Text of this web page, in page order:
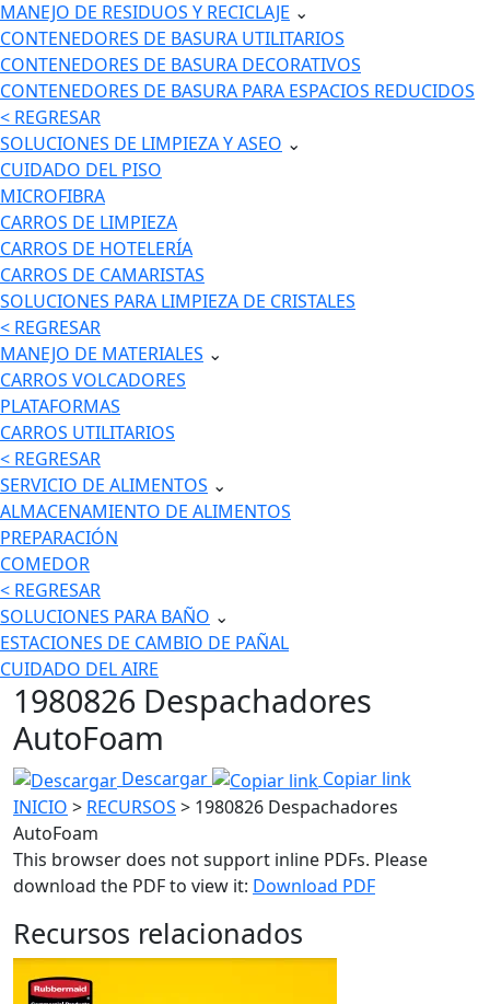
MANEJO DE RESIDUOS Y RECICLAJE ⌄
CONTENEDORES DE BASURA UTILITARIOS
CONTENEDORES DE BASURA DECORATIVOS
CONTENEDORES DE BASURA PARA ESPACIOS REDUCIDOS
< REGRESAR
SOLUCIONES DE LIMPIEZA Y ASEO ⌄
CUIDADO DEL PISO
MICROFIBRA
CARROS DE LIMPIEZA
CARROS DE HOTELERÍA
CARROS DE CAMARISTAS
SOLUCIONES PARA LIMPIEZA DE CRISTALES
< REGRESAR
MANEJO DE MATERIALES ⌄
CARROS VOLCADORES
PLATAFORMAS
CARROS UTILITARIOS
< REGRESAR
SERVICIO DE ALIMENTOS ⌄
ALMACENAMIENTO DE ALIMENTOS
PREPARACIÓN
COMEDOR
< REGRESAR
SOLUCIONES PARA BAÑO ⌄
ESTACIONES DE CAMBIO DE PAÑAL
CUIDADO DEL AIRE
1980826 Despachadores
AutoFoam
Descargar
Copiar link
INICIO > RECURSOS > 1980826 Despachadores
AutoFoam
This browser does not support inline PDFs. Please
download the PDF to view it: Download PDF
Recursos relacionados